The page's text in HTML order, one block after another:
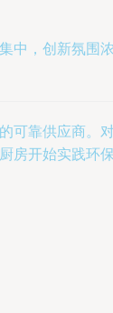
中，创新氛围
可靠供应商。对
房开始实践环